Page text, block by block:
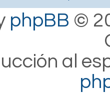
phpBB ©
al